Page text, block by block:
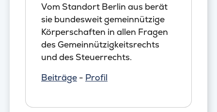
Vom Standort Berlin aus berät
sie bundesweit gemeinnützige
Körperschaften in allen Fragen
des Gemeinnützigkeitsrechts
und des Steuerrechts.
Beiträge - Profil